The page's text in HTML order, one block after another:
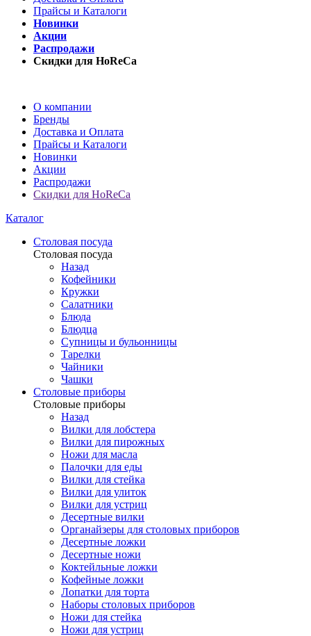
Прайсы и Каталоги
Новинки
Акции
Распродажи
Скидки для HoReCa
О компании
Бренды
Доставка и Оплата
Прайсы и Каталоги
Новинки
Акции
Распродажи
Скидки для HoReCa
Каталог
Столовая посуда
Столовая посуда
Назад
Кофейники
Кружки
Салатники
Блюда
Блюдца
Супницы и бульонницы
Тарелки
Чайники
Чашки
Cтоловые приборы
Cтоловые приборы
Назад
Вилки для лобстера
Вилки для пирожных
Ножи для масла
Палочки для еды
Вилки для стейка
Вилки для улиток
Вилки для устриц
Десертные вилки
Органайзеры для столовых приборов
Десертные ложки
Десертные ножи
Коктейльные ложки
Кофейные ложки
Лопатки для торта
Наборы столовых приборов
Ножи для стейка
Ножи для устриц